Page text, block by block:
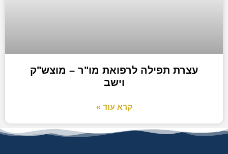
עצרת תפילה לרפואת מו"ר – מוצש"ק
וישב
קרא עוד »